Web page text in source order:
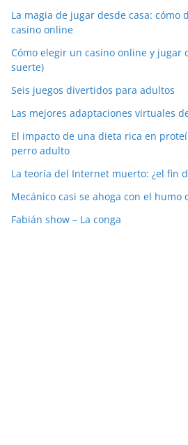
La magia de jugar desde casa:
casino online
Cómo elegir un casino online y jugar
suerte)
Seis juegos divertidos para adultos
Las mejores adaptaciones virtuales
El impacto de una dieta rica en
perro adulto
La teoría del Internet muerto: ¿el fin
Mecánico casi se ahoga con el humo
Fabián show – La conga